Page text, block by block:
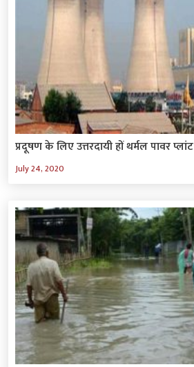
प्रदूषण के लिए उत्तरदायी हों थर्मल पावर प्लांट
July 24, 2020